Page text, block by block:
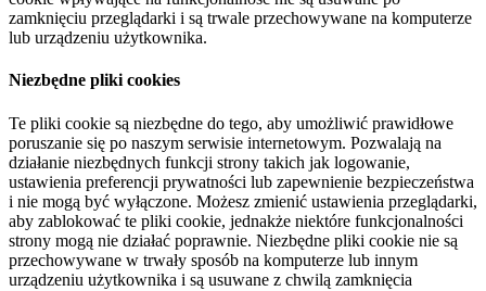
zamknięciu przeglądarki i są trwale przechowywane na komputerze
lub urządzeniu użytkownika.
Niezbędne pliki cookies
Te pliki cookie są niezbędne do tego, aby umożliwić prawidłowe
poruszanie się po naszym serwisie internetowym. Pozwalają na
działanie niezbędnych funkcji strony takich jak logowanie,
ustawienia preferencji prywatności lub zapewnienie bezpieczeństwa
i nie mogą być wyłączone. Możesz zmienić ustawienia przeglądarki,
aby zablokować te pliki cookie, jednakże niektóre funkcjonalności
strony mogą nie działać poprawnie. Niezbędne pliki cookie nie są
przechowywane w trwały sposób na komputerze lub innym
urządzeniu użytkownika i są usuwane z chwilą zamknięcia